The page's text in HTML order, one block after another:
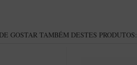
GOSTAR TAMBÉM DESTES PRODUTOS: